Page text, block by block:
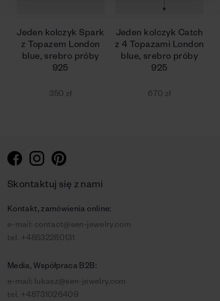
Jeden kolczyk Spark
z Topazem London
blue, srebro próby
925
350 zł
Jeden kolczyk Catch
z 4 Topazami London
blue, srebro próby
925
670 zł
Skontaktuj się z nami
Kontakt, zamówienia online:
e-mail: contact@sen-jewelry.com
tel. +48532260131
Media, Współpraca B2B:
e-mail: lukasz@sen-jewelry.com
tel. +48731026409